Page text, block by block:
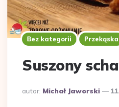
Bez kategorii Przekąska
Suszony
Dodane
autor: Michał Jaworski